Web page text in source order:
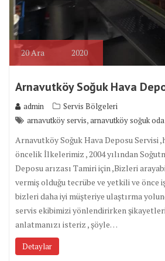
20Ara 2020
Arnavutköy Soğuk Hava
admin
Servis Bölgeleri
arnavutköy servis,arnavutköy soğuk
Arnavutköy Soğuk Hava Deposu Servisi
öncelik İlkelerimiz , 2004 yılından
Deposu arızası Tamiri için ,Bizleri
vermiş olduğu tecrübe ve yetkili ve önce
bizleri daha iyi müşteriye ulaştırma
servis ekibimizi yönlendirirken
anlatmanızı isteriz , şöyle…
Detaylar